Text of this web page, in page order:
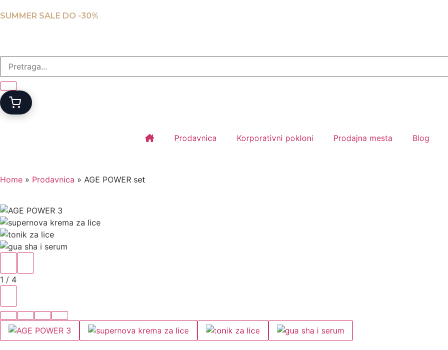
SUMMER SALE DO -30%
Prodavnica Korporativni pokloni Prodajna mesta Blog
Home » Prodavnica » AGE POWER set
1 / 4